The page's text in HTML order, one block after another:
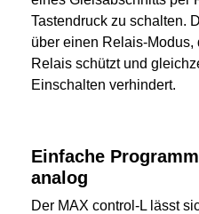
Tastendruck zu schalten.
über einen Relais-
Relais schützt und
Einschalten verhindert.
Einfache
analog
Der MAX control-L lässt